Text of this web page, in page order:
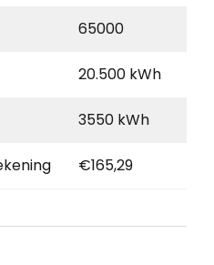
65000
20.500 kWh
3550 kWh
€165,29